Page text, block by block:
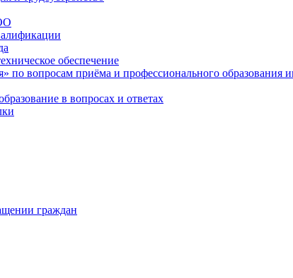
обеспечение
по вопросам приёма и профессионального
в вопросах и ответах
граждан